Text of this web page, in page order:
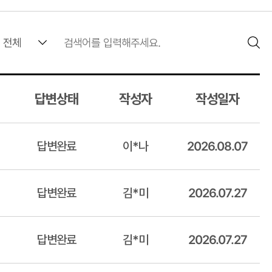
답변상태 작성자 작성일자
답변완료 이*나 2026.08.07
답변완료 김*미 2026.07.27
답변완료 김*미 2026.07.27